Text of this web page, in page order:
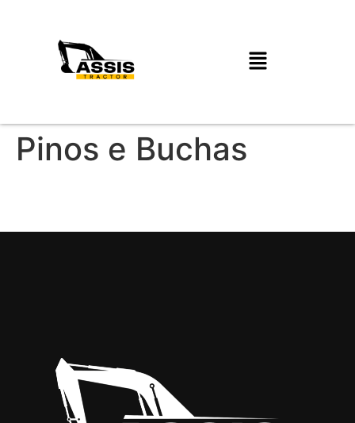
Pinos e Buchas